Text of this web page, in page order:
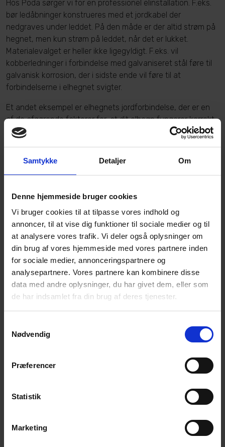
Samtykke Detaljer Om
Denne hjemmeside bruger cookies
Vi bruger cookies til at tilpasse vores indhold og
annoncer, til at vise dig funktioner til sociale medier og til
at analysere vores trafik. Vi deler også oplysninger om
din brug af vores hjemmeside med vores partnere inden
for sociale medier, annonceringspartnere og
analysepartnere. Vores partnere kan kombinere disse
data med andre oplysninger, du har givet dem, eller som
de har indsamlet fra din brug af deres tjenester.
Nødvendig
Præferencer
Statistik
Marketing
Hos Poda sørger vi for en professionel elinstallation. F.eks.
bør ledåbninger konstrueres med et jordkabel der
nedgraves under leddet. På den måde er der altid strøm på
hegnet, men kun strøm på leddet, når det er lukket.
Materialevalget er heller ikke ligegyldigt. F.eks. vil
kobberledninger i forbindelse med galvaniseret stål føre til
galvanisk korrosion, der i sidste ende vil føre til at
forbindelserne i elhegnet svigter.
Et andet eksempel er elhegnets jordforbindelse, der er en
af de afgørende faktorer for, at dit elhegn fungerer korrekt.
Det er en meget høj spænding, der går gennem jorden i et
vi ét standard jordspyd pr. 3 Joule energi fra
betyder det 4 jordspyd, der skal placeres med 3 meters
afstand og forbindes med kraftige kabler. Ved vanskelige
jordbundsforhold kan det bl.a. komme på tale at forlænge
flere spyd med en kobling.
Tag Poda med på råd, når du skal have monteret elhegn -
så undgår du besvær og fejltagelser. Vores professionelle
montører sørger for, at du får et elhegn, der fungerer
effektivt og uden problemer – fra dag ét og i årene
fremover.
Hos Poda finder du markedets bredeste udvalg af låger og
perfekt montage. Vores professionelle hegnsteams tager
sig gerne af hele processen; fra opmåling og projektering, til
boring af huller og nedstøbning af stolper, til montering af
beslag, låsetøj og låger.
Automatisk betjening af en port eller låge er en uundværlig
feature for mange, og Poda hjælper dig også gerne med at